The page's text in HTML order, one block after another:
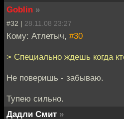
Goblin »
#32 | 28.11.08 23:27
Кому: Атлетыч, #30
> Специально ждешь когда
Не поверишь - забываю.
Тупею сильно.
Дадли Смит »